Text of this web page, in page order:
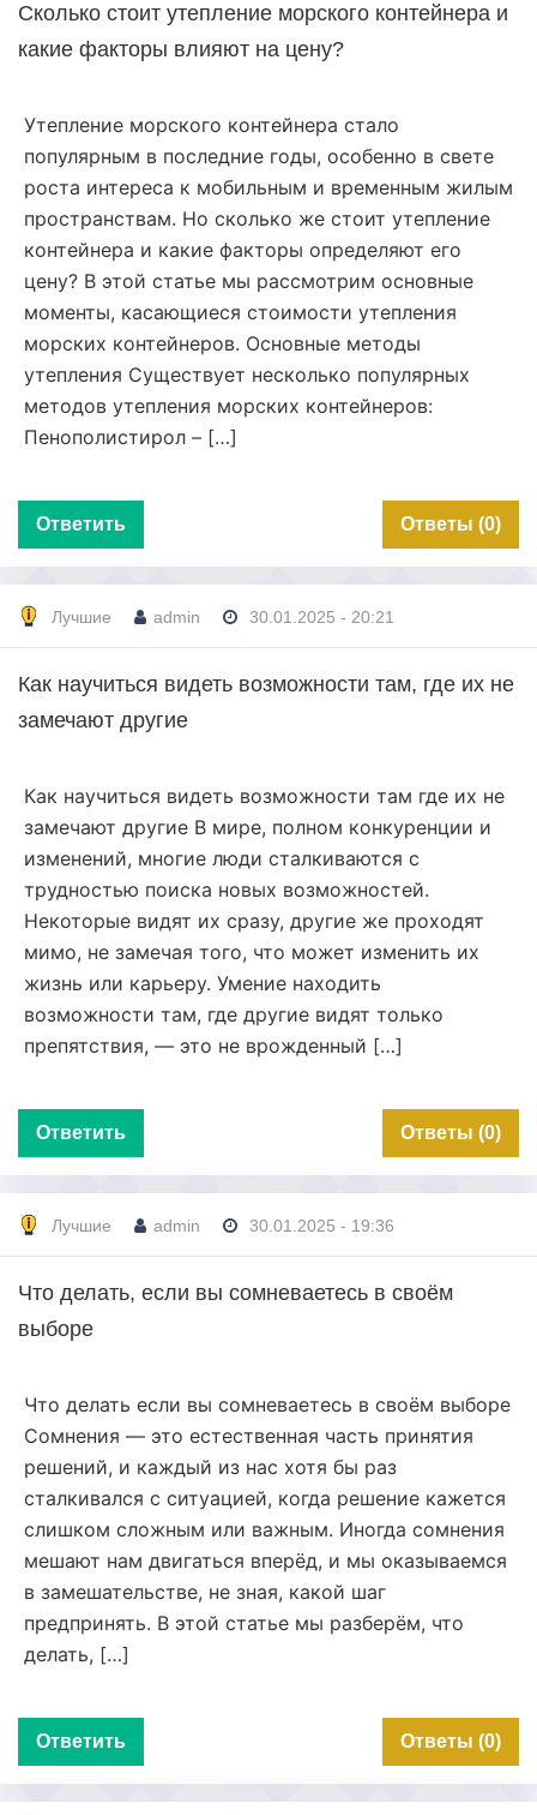
Сколько стоит утепление морского контейнера и
какие факторы влияют на цену?
Утепление морского контейнера стало
популярным в последние годы, особенно в свете
роста интереса к мобильным и временным жилым
пространствам. Но сколько же стоит утепление
контейнера и какие факторы определяют его
цену? В этой статье мы рассмотрим основные
моменты, касающиеся стоимости утепления
морских контейнеров. Основные методы
утепления Существует несколько популярных
методов утепления морских контейнеров:
Пенополистирол – […]
Ответить Ответы (0)
Лучшие admin 30.01.2025 - 20:21
Как научиться видеть возможности там, где их не
замечают другие
Как научиться видеть возможности там где их не
замечают другие В мире, полном конкуренции и
изменений, многие люди сталкиваются с
трудностью поиска новых возможностей.
Некоторые видят их сразу, другие же проходят
мимо, не замечая того, что может изменить их
жизнь или карьеру. Умение находить
возможности там, где другие видят только
препятствия, — это не врожденный […]
Ответить Ответы (0)
Лучшие admin 30.01.2025 - 19:36
Что делать, если вы сомневаетесь в своём
выборе
Что делать если вы сомневаетесь в своём выборе
Сомнения — это естественная часть принятия
решений, и каждый из нас хотя бы раз
сталкивался с ситуацией, когда решение кажется
слишком сложным или важным. Иногда сомнения
мешают нам двигаться вперёд, и мы оказываемся
в замешательстве, не зная, какой шаг
предпринять. В этой статье мы разберём, что
делать, […]
Ответить Ответы (0)